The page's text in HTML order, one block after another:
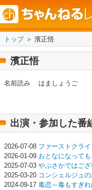
トップ＞ 濱正悟
濱正悟
名前読み はましょうご
出演・参加した番
2026-07-08 ファーストクラ
2026-01-09 おとなになっても
2025-07-03 やぶさかではご
2025-03-20 コンシェルジュ
2024-09-17 毒恋～毒もすぎ